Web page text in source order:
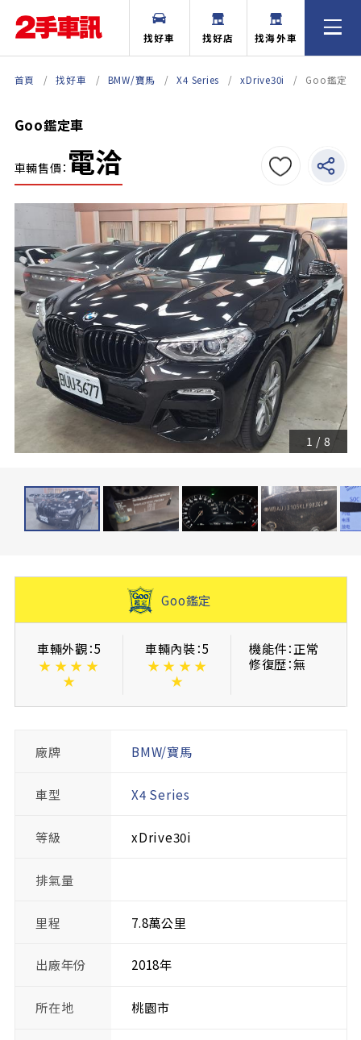
找好車 找好店 找海外車
首頁 找好車 BMW/寶馬 X4 Series xDrive30i Goo鑑定車
Goo鑑定車
車輛售價： 電洽
1 / 8
Goo鑑定
車輛外觀：5
★ ★ ★ ★
★
車輛內裝：5
★ ★ ★ ★
★
機能件：正常
修復歴：無
廠牌 BMW/寶馬
車型 X4 Series
等級 xDrive30i
排氣量
里程 7.8萬公里
出廠年份 2018年
所在地 桃園市